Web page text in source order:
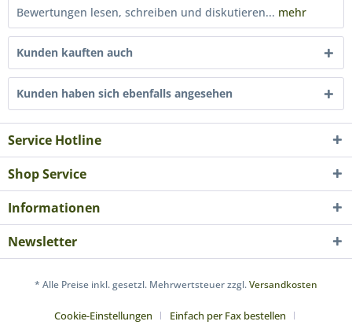
Bewertungen lesen, schreiben und diskutieren... mehr
Kunden kauften auch
Kunden haben sich ebenfalls angesehen
Service Hotline
Shop Service
Informationen
Newsletter
* Alle Preise inkl. gesetzl. Mehrwertsteuer zzgl.Versandkosten
Cookie-Einstellungen Einfach per Fax bestellen